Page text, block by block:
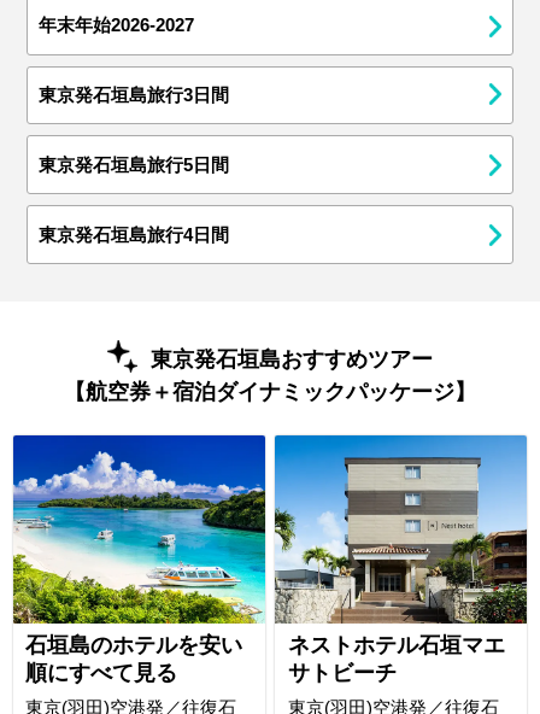
年末年始2026-2027
東京発石垣島旅行3日間
東京発石垣島旅行5日間
東京発石垣島旅行4日間
東京発石垣島おすすめツアー
【航空券＋宿泊ダイナミックパッケージ】
石垣島のホテルを安い
順にすべて見る
東京(羽田)空港発／往復石
ネストホテル石垣マエ
サトビーチ
東京(羽田)空港発／往復石